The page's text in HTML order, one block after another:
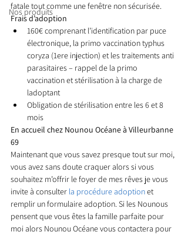
Nos produits
fatale tout comme une fenêtre non sécurisée.
Frais d’adoption
160€ comprenant l’identification par puce
électronique, la primo vaccination typhus
coryza (1ere injection) et les traitements anti
parasitaires – rappel de la primo
vaccination et stérilisation à la charge de
ladoptant
Obligation de stérilisation entre les 6 et 8
mois
En accueil chez Nounou Océane à Villeurbanne
69
Maintenant que vous savez presque tout sur moi,
vous avez sans doute craquer alors si vous
souhaitez m’offrir le foyer de mes rêves je vous
invite à consulter la procédure adoption et
remplir un formulaire adoption. Si les Nounous
pensent que vous êtes la famille parfaite pour
moi alors Nounou Océane vous contactera pour